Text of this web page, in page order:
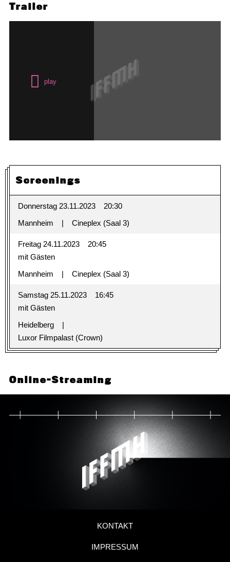
Trailer
Screenings
Donnerstag 23.11.2023
20:30
Mannheim
Cineplex (Saal 3)
Freitag 24.11.2023
20:45
mit Gästen
Mannheim
Cineplex (Saal 3)
Samstag 25.11.2023
16:45
mit Gästen
Heidelberg
Luxor Filmpalast (Crown)
Online-Streaming
KONTAKT
IMPRESSUM